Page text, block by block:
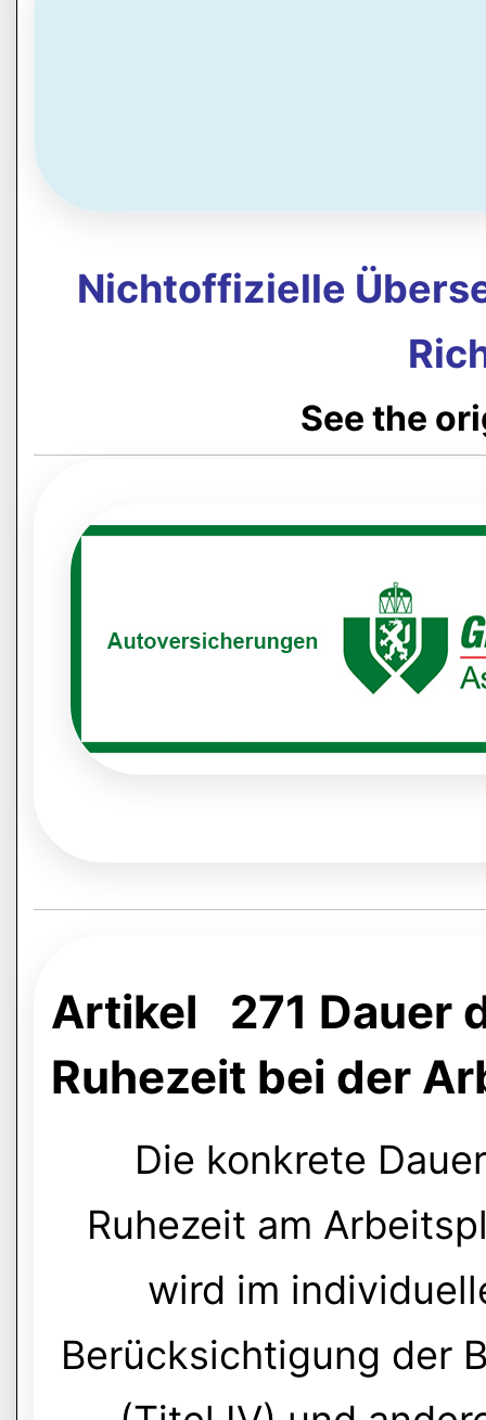
Nichtoffizielle
See the
Artikel 271 Dauer
Ruhezeit bei der
Die konkrete
Ruhezeit am
wird im
Berücksichtigung der